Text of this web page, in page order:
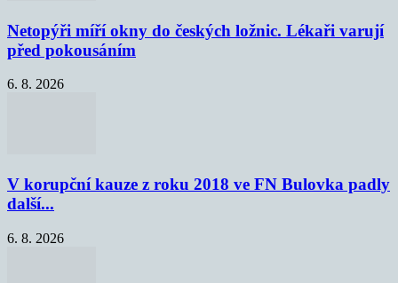
Netopýři míří okny do českých ložnic. Lékaři varují
před pokousáním
6. 8. 2026
V korupční kauze z roku 2018 ve FN Bulovka padly
další...
6. 8. 2026